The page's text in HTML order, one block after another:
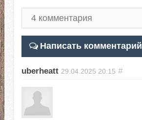
Написать комментарий
uberheatt 29.04.2025 20:15 #